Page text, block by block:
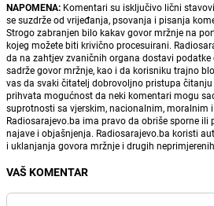
NAPOMENA: Komentari su isključivo lični
se suzdrže od vrijeđanja, psovanja i pisanja
Strogo zabranjen bilo kakav govor mržnje na
kojeg možete biti krivično procesuirani.
da na zahtjev zvaničnih organa dostavi
sadrže govor mržnje, kao i da korisniku trajno
vas da svaki čitatelj dobrovoljno pristupa
prihvata mogućnost da neki komentari mogu
suprotnosti sa vjerskim, nacionalnim, moralnim
Radiosarajevo.ba ima pravo da obriše sporne ili
najave i objašnjenja. Radiosarajevo.ba koristi
i uklanjanja govora mržnje i drugih
VAŠ KOMENTAR